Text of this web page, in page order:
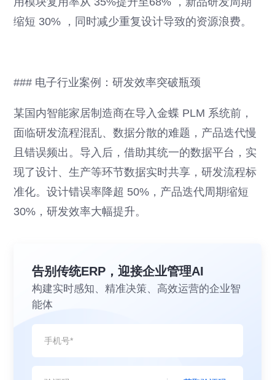
缩短 30% ，同时减少重复设计导致的资源浪费。
### 电子行业案例：研发效率突破瓶颈
某国内智能家居制造商在导入金蝶 PLM 系统前，
面临研发流程混乱、数据分散的难题，产品迭代慢
且错误频出。导入后，借助其统一的数据平台，实
现了设计、生产等环节数据实时共享，研发流程标
准化。设计错误率降超 50%，产品迭代周期缩短
30%，研发效率大幅提升。
告别传统ERP，迎接企业管理AI
构建实时感知、精准决策、高效运营的企业智
能体